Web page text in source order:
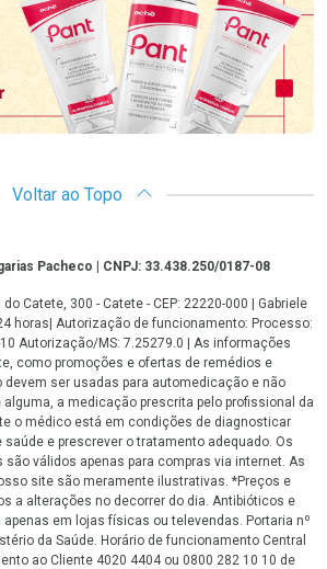
Voltar ao Topo
Pacheco | CNPJ: 33.438.250/0187-08
Catete, 300 - Catete - CEP: 22220-000 | Gabriele
horas| Autorização de funcionamento: Processo:
Autorização/MS: 7.25279.0 | As informações
como promoções e ofertas de remédios e
ser usadas para automedicação e não
a medicação prescrita pelo profissional da
o médico está em condições de diagnosticar
saúde e prescrever o tratamento adequado. Os
são válidos apenas para compras via internet. As
site são meramente ilustrativas. *Preços e
a alterações no decorrer do dia. Antibióticos e
em lojas físicas ou televendas. Portaria nº
da Saúde. Horário de funcionamento Central
ao Cliente 4020 4404 ou 0800 282 10 10 de